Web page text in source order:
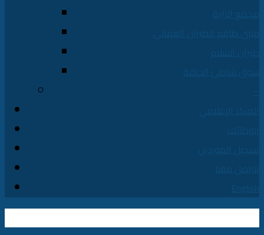
مجمع الراية
مبنى طاقم الطيران العماني
طيران السلام
سوق شاطئ الحافة
–
المركز الإعلامي
الوظائف
تسجيل الموردين
تواصل معنا
English